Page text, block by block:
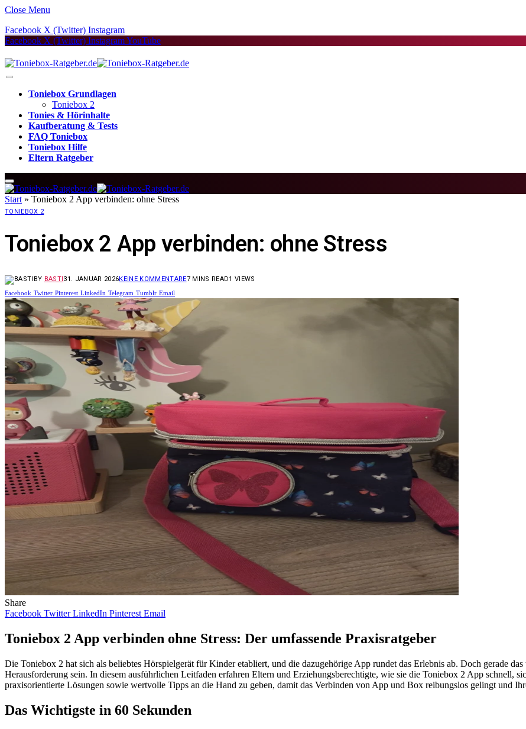
Close Menu
Facebook X (Twitter) Instagram
Facebook X (Twitter) InstagramYouTube
Toniebox Grundlagen
Toniebox 2
Tonies & Hörinhalte
Kaufberatung & Tests
FAQ Toniebox
Toniebox Hilfe
Eltern Ratgeber
Start » Toniebox 2 App verbinden: ohne Stress
TONIEBOX 2
Toniebox 2 App verbinden: ohne Stress
BY BASTI31. JANUAR 2026KEINE KOMMENTARE7 MINS READ1 VIEWS
Facebook Twitter Pinterest LinkedIn Telegram Tumblr Email
Share
Facebook Twitter LinkedIn Pinterest Email
Toniebox 2 App verbinden ohne Stress: Der umfassende Praxisratgeber
Die Toniebox 2 hat sich als beliebtes Hörspielgerät für Kinder etabliert, und die dazugehörige App rundet das Erlebnis ab. Doch gerade das
Herausforderung sein. In diesem ausführlichen Leitfaden erfahren Eltern und Erziehungsberechtigte, wie sie die Toniebox 2 App schnell,
praxisorientierte Lösungen sowie wertvolle Tipps an die Hand zu geben, damit das Verbinden von App und Box reibungslos gelingt und
Das Wichtigste in 60 Sekunden